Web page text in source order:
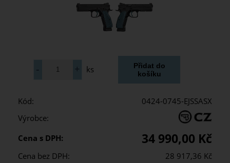
ks
Kód:
0424-0745-EJSSASX
Výrobce:
Cena s DPH:
34 990,00 Kč
Cena bez DPH:
28 917,36 Kč